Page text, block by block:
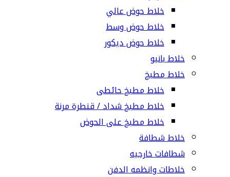
خلاط حوض عالي
خلاط حوض وسط
خلاط حوض ديكور
خلاط بانيو
خلاط مطبخ
خلاط مطبخ حائطى
خلاط مطبخ شداد / قنطرة مرنة
خلاط مطبخ على الحوض
خلاط شطافة
شطافات خارجيه
خلاطات وانظمه الدفن